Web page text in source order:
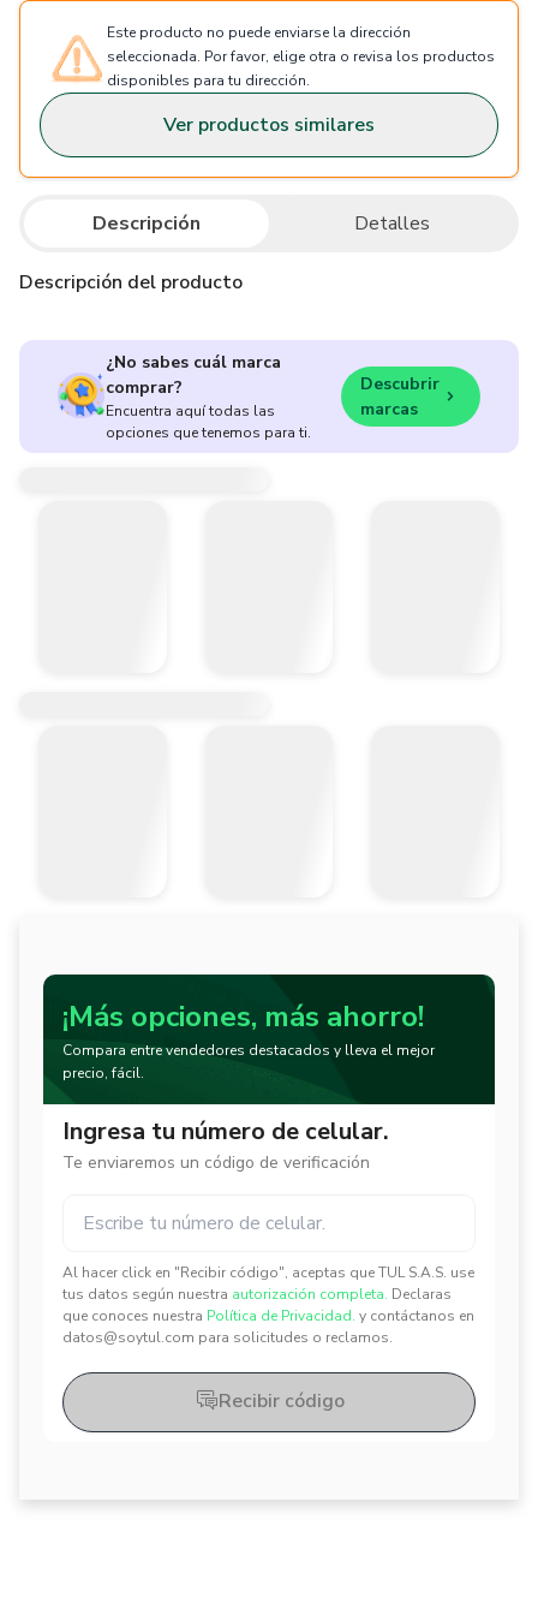
Este producto no puede enviarse la dirección
seleccionada. Por favor, elige otra o revisa los productos
disponibles para tu dirección.
Ver productos similares
Descripción Detalles
Descripción del producto
¿No sabes cuál marca
comprar?
Encuentra aquí todas las
opciones que tenemos para ti.
Descubrir
marcas
¡Más opciones, más ahorro!
Compara entre vendedores destacados y lleva el mejor
precio, fácil.
Ingresa tu número de celular.
Te enviaremos un código de verificación
Al hacer click en "Recibir código", aceptas que TUL S.A.S. use
tus datos según nuestra autorización completa. Declaras
que conoces nuestra Política de Privacidad. y contáctanos en
datos@soytul.com para solicitudes o reclamos.
✕
✕
Recibir código